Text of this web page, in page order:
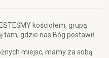
kościołem, grupą
gdzie nas Bóg postawił.
miejsc, mamy za sobą